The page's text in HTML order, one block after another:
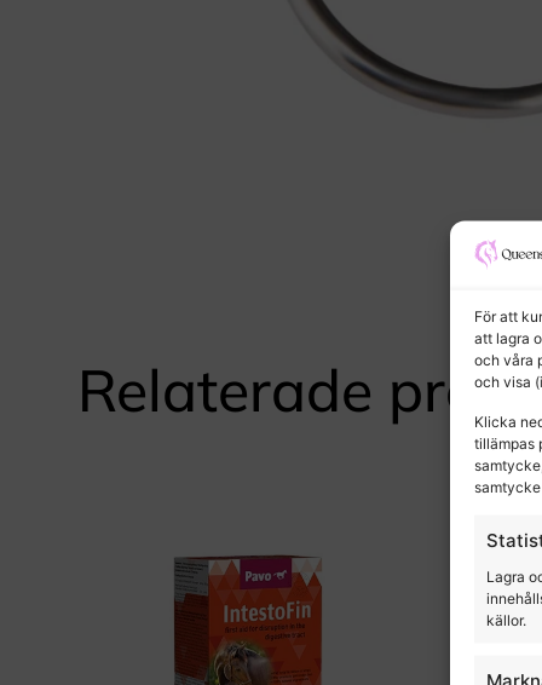
För att
att lagra
och våra
och visa
Klicka
tillämpas
Lagra
källor.
Relaterade